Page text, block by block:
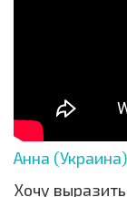
Анна (Украина)
Хочу